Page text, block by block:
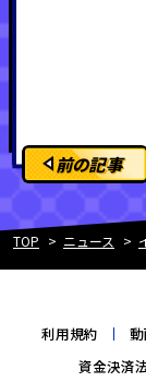
前の記事
TOP ニュース
利用規約
資金決済